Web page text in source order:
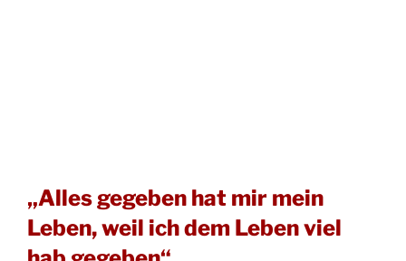
„Alles gegeben hat mir mein
Leben, weil ich dem Leben viel